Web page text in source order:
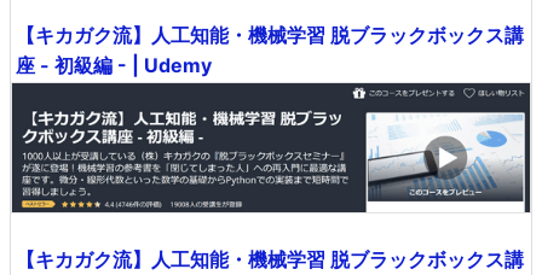
【キカガク流】人工知能・機械学習 脱ブラックボックス講
座 - 初級編 - | Udemy
【キカガク流】人工知能・機械学習 脱ブラックボックス講